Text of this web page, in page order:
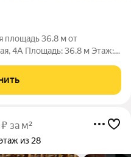
площадь 36.8 м от
4А Площадь: 36.8 м Этаж: 1
сад (5 мин.) Аренда
за м²
из 28